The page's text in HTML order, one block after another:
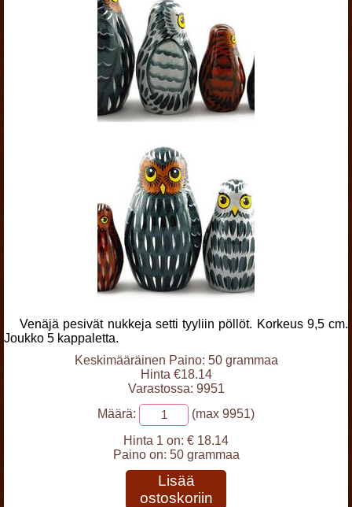
Venäjä pesivät nukkeja setti tyyliin pöllöt. Korkeus 9,5 cm.
Joukko 5 kappaletta.
Keskimääräinen Paino: 50 grammaa
Hinta €18.14
Varastossa: 9951
Määrä:
(max 9951)
Hinta 1 on: € 18.14
Paino on: 50 grammaa
Lisää
ostoskoriin